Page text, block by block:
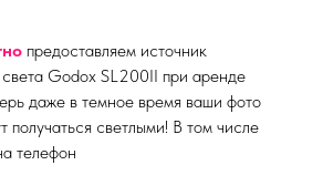
предоставляем источник
света Godox SL200II при аренде
даже в темное время ваши фото
получаться светлыми! В том числе
телефон